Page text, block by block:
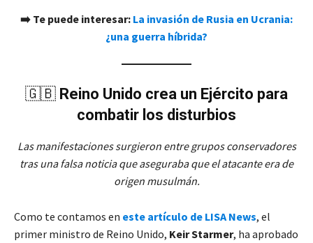
➡️ Te puede interesar: La invasión de Rusia en Ucrania:
¿una guerra híbrida?
🇬🇧 Reino Unido crea un Ejército para
combatir los disturbios
Las manifestaciones surgieron entre grupos conservadores
tras una falsa noticia que aseguraba que el atacante era de
origen musulmán.
Como te contamos en este artículo de LISA News, el
primer ministro de Reino Unido, Keir Starmer, ha aprobado